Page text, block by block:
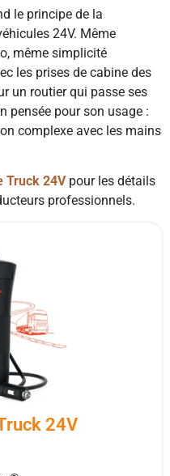
le principe de la
24V. Même
même simplicité
les prises de cabine des
un routier qui passe ses
pensée pour son usage :
complexe avec les mains
Truck 24Vpour les détails
professionnels.
24V